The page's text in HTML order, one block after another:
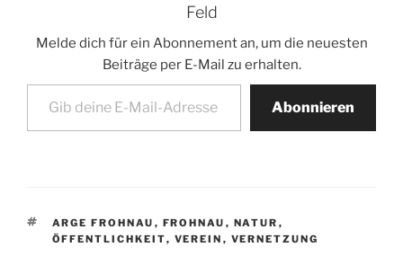
Feld
Melde dich für ein Abonnement an, um die neuesten
Beiträge per E-Mail zu erhalten.
Gib deine E-Mail-Adresse ein ...
Abonnieren
SCHLAGWÖRTER
ARGE FROHNAU , FROHNAU , NATUR ,
ÖFFENTLICHKEIT, VEREIN , VERNETZUNG